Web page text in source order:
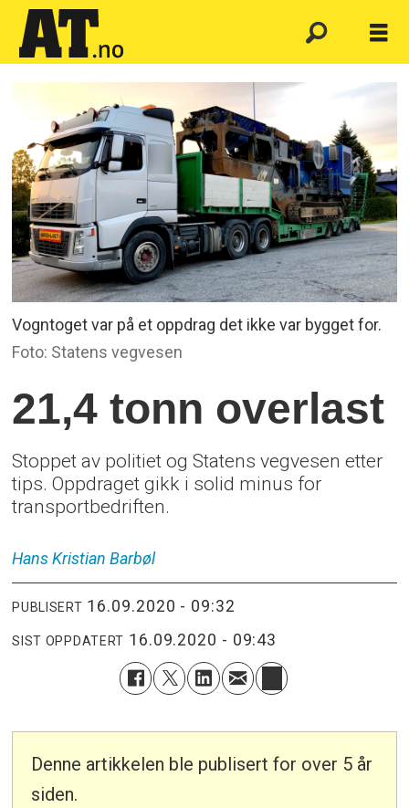
Vogntoget var på et oppdrag det ikke var bygget for.
Foto: Statens vegvesen
21,4 tonn overlast
Stoppet av politiet og Statens vegvesen etter
tips. Oppdraget gikk i solid minus for
transportbedriften.
Hans Kristian Barbøl
PUBLISERT 16.09.2020 - 09:32
SIST OPPDATERT 16.09.2020 - 09:43
Denne artikkelen ble publisert for over 5 år
siden.